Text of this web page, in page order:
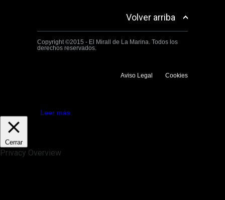
Volver arriba
Copyright ©2015 - El Mirall de La Marina. Todos los
derechos reservados.
Aviso Legal Cookies
Leer más
Cerrar
Privacy Overview